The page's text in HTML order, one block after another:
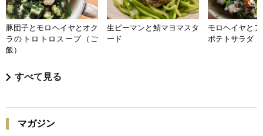
豚団子とモロヘイヤとオク
ラのトロトロスープ（ご
飯）
生ピーマンと鯖マヨマスタ
ード
モロヘイヤと
ポテトサラダ
すべて見る
マガジン